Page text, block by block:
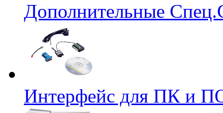
Дополнительные
Интерфейс для ПК и